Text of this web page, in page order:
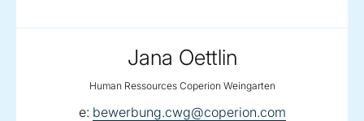
Jana Oettlin
Human Ressources Coperion Weingarten
e: email:
bewerbung.cwg@coperion.com